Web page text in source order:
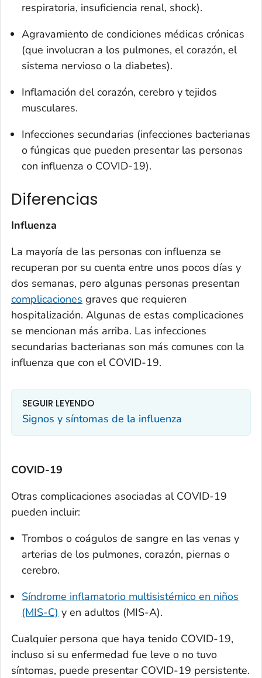
respiratoria, insuficiencia renal, shock).
Agravamiento de condiciones médicas crónicas
(que involucran a los pulmones, el corazón, el
sistema nervioso o la diabetes).
Inflamación del corazón, cerebro y tejidos
musculares.
Infecciones secundarias (infecciones bacterianas
o fúngicas que pueden presentar las personas
con influenza o COVID-19).
Diferencias
Influenza
La mayoría de las personas con influenza se
recuperan por su cuenta entre unos pocos días y
dos semanas, pero algunas personas presentan
complicaciones graves que requieren
hospitalización. Algunas de estas complicaciones
se mencionan más arriba. Las infecciones
secundarias bacterianas son más comunes con la
influenza que con el COVID-19.
SEGUIR LEYENDO
Signos y síntomas de la influenza
COVID-19
Otras complicaciones asociadas al COVID-19
pueden incluir:
Trombos o coágulos de sangre en las venas y
arterias de los pulmones, corazón, piernas o
cerebro.
Síndrome inflamatorio multisistémico en niños
(MIS-C) y en adultos (MIS-A).
Cualquier persona que haya tenido COVID-19,
incluso si su enfermedad fue leve o no tuvo
síntomas, puede presentar COVID-19 persistente.